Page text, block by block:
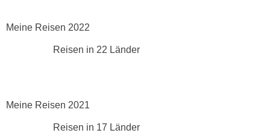
Meine Reisen 2022
Reisen in 22 Länder
Meine Reisen 2021
Reisen in 17 Länder